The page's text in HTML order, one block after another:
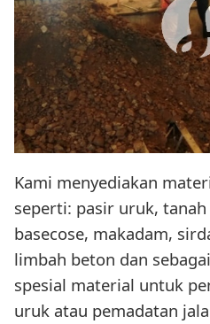
Kami menyediakan
seperti: pasir uruk,
basecose, makadam,
limbah beton dan
spesial material untuk
uruk atau pemadatan